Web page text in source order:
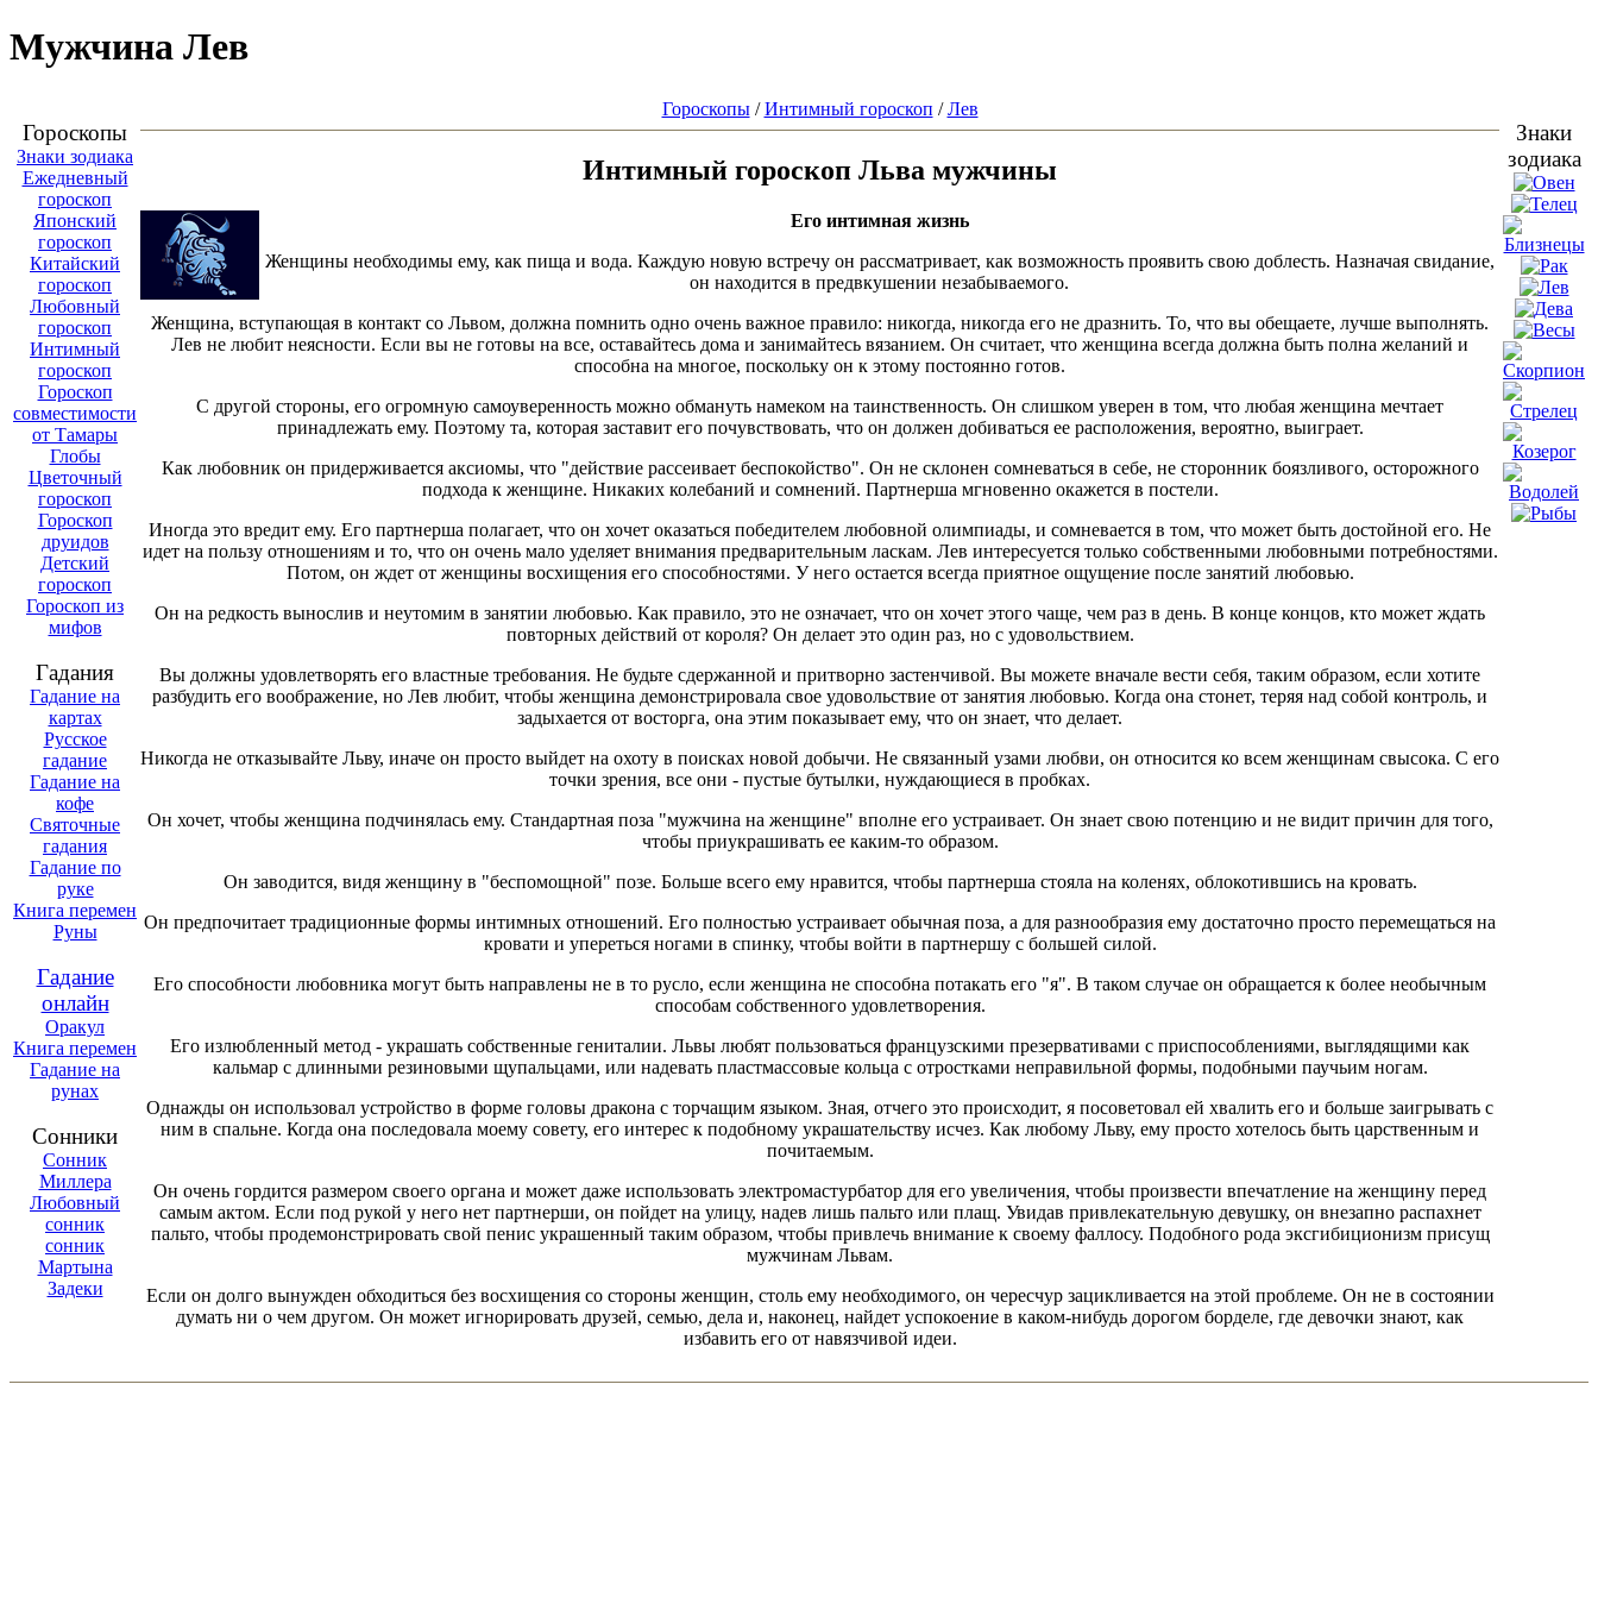
Мужчина Лев
Гороскопы
Знаки зодиака
Ежедневный
гороскоп
Японский
гороскоп
Китайский
гороскоп
Любовный
гороскоп
Интимный
гороскоп
Гороскоп
совместимости
от Тамары
Глобы
Цветочный
гороскоп
Гороскоп
друидов
Детский
гороскоп
Гороскоп из
мифов
Гадания
Гадание на
картах
Русское
гадание
Гадание на
кофе
Святочные
гадания
Гадание по
руке
Книга перемен
Руны
Гадание
онлайн
Оракул
Книга перемен
Гадание на
рунах
Сонники
Сонник
Миллера
Любовный
сонник
сонник
Мартына
Задеки
Гороскопы/Интимный гороскоп /Лев
Интимный гороскоп Льва мужчины
Его интимная жизнь
Женщины необходимы ему, как пища и вода. Каждую новую встречу он рассматривает, как возможность проявить свою доблесть. Назначая свидание,
он находится в предвкушении незабываемого.
Женщина, вступающая в контакт со Львом, должна помнить одно очень важное правило: никогда, никогда его не дразнить. То, что вы обещаете, лучше выполнять.
Лев не любит неясности. Если вы не готовы на все, оставайтесь дома и занимайтесь вязанием. Он считает, что женщина всегда должна быть полна желаний и
способна на многое, поскольку он к этому постоянно готов.
С другой стороны, его огромную самоуверенность можно обмануть намеком на таинственность. Он слишком уверен в том, что любая женщина мечтает
принадлежать ему. Поэтому та, которая заставит его почувствовать, что он должен добиваться ее расположения, вероятно, выиграет.
Как любовник он придерживается аксиомы, что "действие рассеивает беспокойство". Он не склонен сомневаться в себе, не сторонник боязливого, осторожного
подхода к женщине. Никаких колебаний и сомнений. Партнерша мгновенно окажется в постели.
Иногда это вредит ему. Его партнерша полагает, что он хочет оказаться победителем любовной олимпиады, и сомневается в том, что может быть достойной его. Не
идет на пользу отношениям и то, что он очень мало уделяет внимания предварительным ласкам. Лев интересуется только собственными любовными потребностями.
Потом, он ждет от женщины восхищения его способностями. У него остается всегда приятное ощущение после занятий любовью.
Он на редкость вынослив и неутомим в занятии любовью. Как правило, это не означает, что он хочет этого чаще, чем раз в день. В конце концов, кто может ждать
повторных действий от короля? Он делает это один раз, но с удовольствием.
Вы должны удовлетворять его властные требования. Не будьте сдержанной и притворно застенчивой. Вы можете вначале вести себя, таким образом, если хотите
разбудить его воображение, но Лев любит, чтобы женщина демонстрировала свое удовольствие от занятия любовью. Когда она стонет, теряя над собой контроль, и
задыхается от восторга, она этим показывает ему, что он знает, что делает.
Никогда не отказывайте Льву, иначе он просто выйдет на охоту в поисках новой добычи. Не связанный узами любви, он относится ко всем женщинам свысока. С его
точки зрения, все они - пустые бутылки, нуждающиеся в пробках.
Он хочет, чтобы женщина подчинялась ему. Стандартная поза "мужчина на женщине" вполне его устраивает. Он знает свою потенцию и не видит причин для того,
чтобы приукрашивать ее каким-то образом.
Он заводится, видя женщину в "беспомощной" позе. Больше всего ему нравится, чтобы партнерша стояла на коленях, облокотившись на кровать.
Он предпочитает традиционные формы интимных отношений. Его полностью устраивает обычная поза, а для разнообразия ему достаточно просто перемещаться на
кровати и упереться ногами в спинку, чтобы войти в партнершу с большей силой.
Его способности любовника могут быть направлены не в то русло, если женщина не способна потакать его "я". В таком случае он обращается к более необычным
способам собственного удовлетворения.
Его излюбленный метод - украшать собственные гениталии. Львы любят пользоваться французскими презервативами с приспособлениями, выглядящими как
кальмар с длинными резиновыми щупальцами, или надевать пластмассовые кольца с отростками неправильной формы, подобными паучьим ногам.
Однажды он использовал устройство в форме головы дракона с торчащим языком. Зная, отчего это происходит, я посоветовал ей хвалить его и больше заигрывать с
ним в спальне. Когда она последовала моему совету, его интерес к подобному украшательству исчез. Как любому Льву, ему просто хотелось быть царственным и
почитаемым.
Он очень гордится размером своего органа и может даже использовать электромастурбатор для его увеличения, чтобы произвести впечатление на женщину перед
самым актом. Если под рукой у него нет партнерши, он пойдет на улицу, надев лишь пальто или плащ. Увидав привлекательную девушку, он внезапно распахнет
пальто, чтобы продемонстрировать свой пенис украшенный таким образом, чтобы привлечь внимание к своему фаллосу. Подобного рода эксгибиционизм присущ
мужчинам Львам.
Если он долго вынужден обходиться без восхищения со стороны женщин, столь ему необходимого, он чересчур зацикливается на этой проблеме. Он не в состоянии
думать ни о чем другом. Он может игнорировать друзей, семью, дела и, наконец, найдет успокоение в каком-нибудь дорогом борделе, где девочки знают, как
избавить его от навязчивой идеи.
Знаки
зодиака